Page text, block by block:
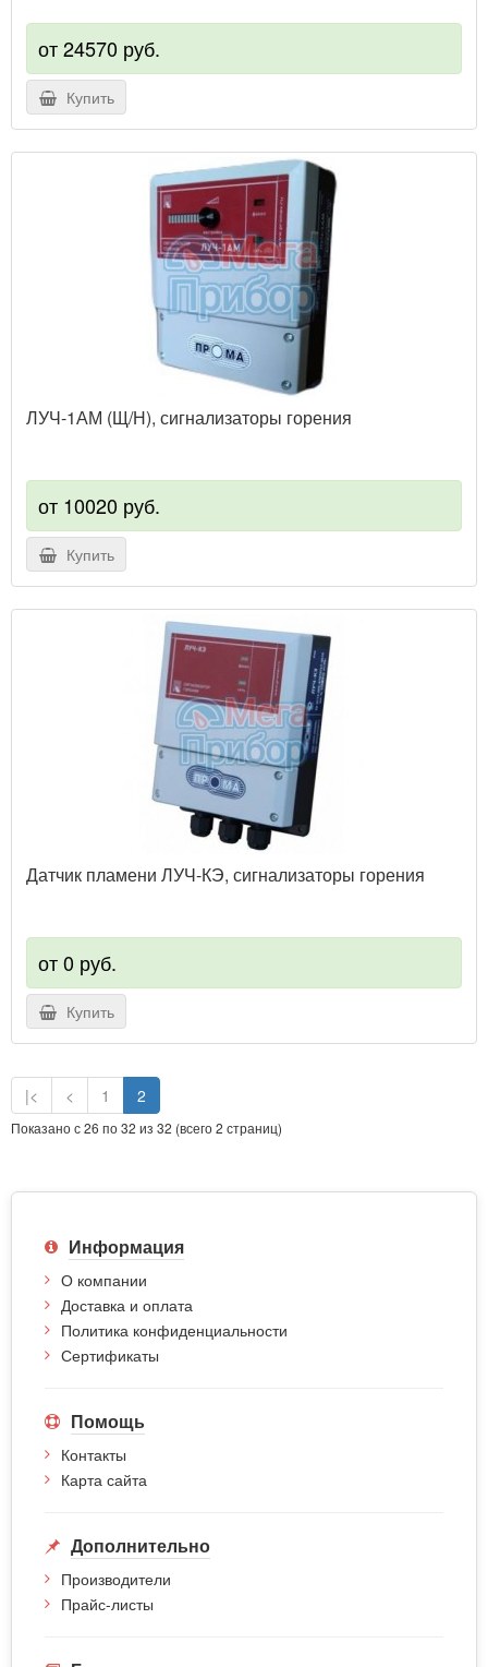
от 24570 руб.
Купить
ЛУЧ-1АМ (Щ/Н), сигнализаторы горения
от 10020 руб.
Купить
Датчик пламени ЛУЧ-КЭ, сигнализаторы горения
от 0 руб.
Купить
|< < 1 2
Показано с 26 по 32 из 32 (всего 2 страниц)
Информация
О компании
Доставка и оплата
Политика конфиденциальности
Сертификаты
Помощь
Контакты
Карта сайта
Дополнительно
Производители
Прайс-листы